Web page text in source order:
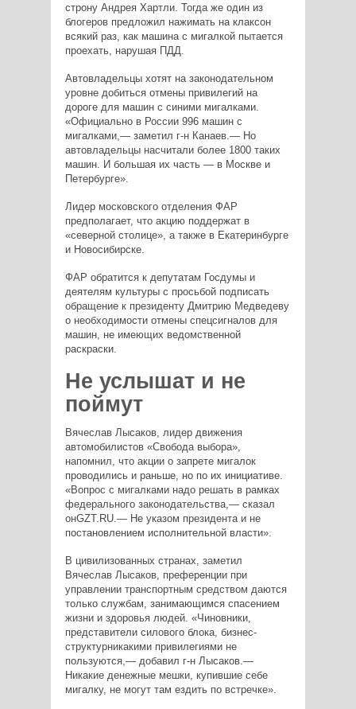
строну Андрея Хартли. Тогда же один из
блогеров предложил нажимать на клаксон
всякий раз, как машина с мигалкой пытается
проехать, нарушая ПДД.
Автовладельцы хотят на законодательном
уровне добиться отмены привилегий на
дороге для машин с синими мигалками.
«Официально в России 996 машин с
мигалками,— заметил г-н Канаев.— Но
автовладельцы насчитали более 1800 таких
машин. И большая их часть — в Москве и
Петербурге».
Лидер московского отделения ФАР
предполагает, что акцию поддержат в
«северной столице», а также в Екатеринбурге
и Новосибирске.
ФАР обратится к депутатам Госдумы и
деятелям культуры с просьбой подписать
обращение к президенту Дмитрию Медведеву
о необходимости отмены спецсигналов для
машин, не имеющих ведомственной
раскраски.
Не услышат и не
поймут
Вячеслав Лысаков, лидер движения
автомобилистов «Свобода выбора»,
напомнил, что акции о запрете мигалок
проводились и раньше, но по их инициативе.
«Вопрос с мигалками надо решать в рамках
федерального законодательства,— сказал
онGZT.RU.— Не указом президента и не
постановлением исполнительной власти».
В цивилизованных странах, заметил
Вячеслав Лысаков, преференции при
управлении транспортным средством даются
только службам, занимающимся спасением
жизни и здоровья людей. «Чиновники,
представители силового блока, бизнес-
структурникакими привилегиями не
пользуются,— добавил г-н Лысаков.—
Никакие денежные мешки, купившие себе
мигалку, не могут там ездить по встречке».